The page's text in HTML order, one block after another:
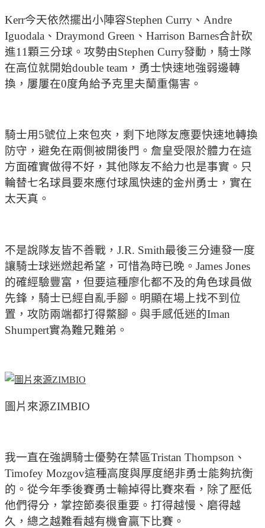
Kerr今天依然擺出小陣容Stephen Curry、Andre
Iguodala、Draymond Green、Harrison Barnes合計砍
進11顆三分球。攻勢由Stephen Curry發動，騎士隊
在高位就開始double team，勇士快速地強弱邊轉
換，屢屢在0度角給予克里夫蘭重傷害。
騎士用5號位上來包夾，剩下地隊友應要快速地轉換
防守，避免在兩側被開後門。詹皇受限於體力在這
方面確實做得不好，其他隊友不給力也是事實。只
輪替七名球員要來應付球風快速的金州勇士，實在
太天真。
不是說隊友皆不善戰，J.R. Smith最後三分連發一度
讓騎士球迷燃起希望，可惜為時已晚。James Jones
的確經驗豐富，但要這種廖化都不及的角色球員做
先鋒，騎士已經自亂手腳。明顯在場上找不到位
置，攻防兩端都打得鱉腳。與手感低迷的Iman
Shumpert實為難兄難弟。
圖片來源ZIMBIO
我一直在強調騎士優勢在禁區Tristan Thompson、
Timofey Mozgov這種高度與厚度絕非勇士能夠抗衡
的。從今年季後賽勇士輸掉得比賽來看，除了壓低
他們得分，掌控節奏很重要。打得越慢、磨得越
久，總之越難看越有機會贏下比賽。